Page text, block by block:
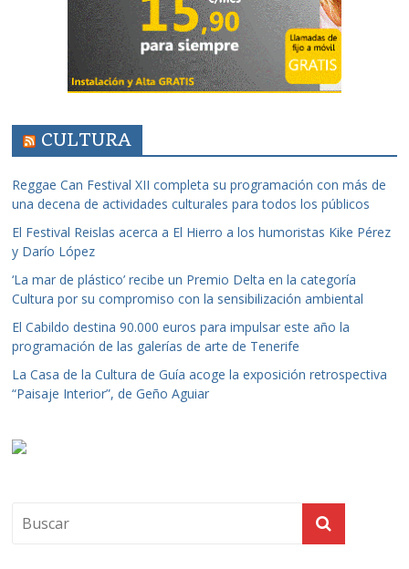
CULTURA
Reggae Can Festival XII completa su programación con más de
una decena de actividades culturales para todos los públicos
El Festival Reislas acerca a El Hierro a los humoristas Kike Pérez
y Darío López
‘La mar de plástico’ recibe un Premio Delta en la categoría
Cultura por su compromiso con la sensibilización ambiental
El Cabildo destina 90.000 euros para impulsar este año la
programación de las galerías de arte de Tenerife
La Casa de la Cultura de Guía acoge la exposición retrospectiva
“Paisaje Interior”, de Geño Aguiar